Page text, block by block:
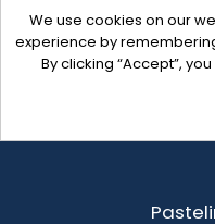
We use cookies on our
experience by
By clicking “Accept”,